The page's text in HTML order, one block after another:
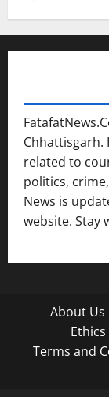
Chhattisgarh.
related to
politics,
News is
website. Stay
About Us
Terms and